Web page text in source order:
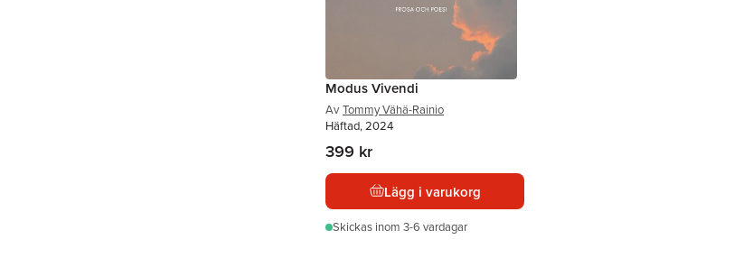
Modus Vivendi
Av Tommy Vähä-Rainio
Häftad, 2024
399 kr
Lägg i varukorg
Skickas inom 3-6 vardagar